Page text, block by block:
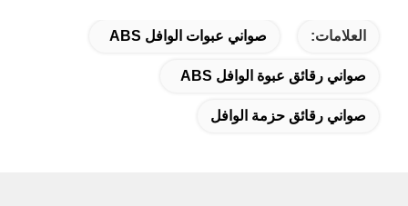
العلامات: صواني عبوات الوافل ABS
صواني رقائق عبوة الوافل ABS
صواني رقائق حزمة الوافل